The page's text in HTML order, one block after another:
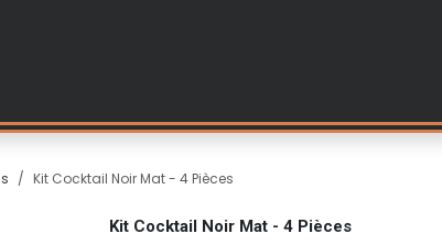
Kit Cocktail Noir Mat - 4 Pièces
Kit Cocktail Noir Mat - 4 Pièces